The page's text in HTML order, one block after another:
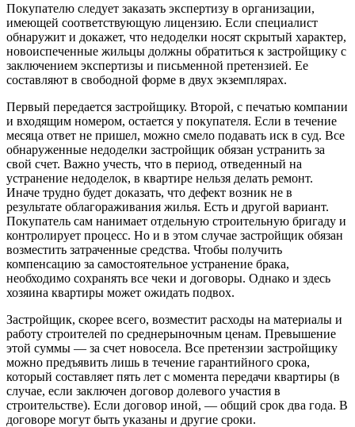
Покупателю следует заказать экспертизу в организации,
имеющей соответствующую лицензию. Если специалист
обнаружит и докажет, что недоделки носят скрытый характер,
новоиспеченные жильцы должны обратиться к застройщику с
заключением экспертизы и письменной претензией. Ее
составляют в свободной форме в двух экземплярах.
Первый передается застройщику. Второй, с печатью компании
и входящим номером, остается у покупателя. Если в течение
месяца ответ не пришел, можно смело подавать иск в суд. Все
обнаруженные недоделки застройщик обязан устранить за
свой счет. Важно учесть, что в период, отведенный на
устранение недоделок, в квартире нельзя делать ремонт.
Иначе трудно будет доказать, что дефект возник не в
результате облагораживания жилья. Есть и другой вариант.
Покупатель сам нанимает отдельную строительную бригаду и
контролирует процесс. Но и в этом случае застройщик обязан
возместить затраченные средства. Чтобы получить
компенсацию за самостоятельное устранение брака,
необходимо сохранять все чеки и договоры. Однако и здесь
хозяина квартиры может ожидать подвох.
Застройщик, скорее всего, возместит расходы на материалы и
работу строителей по среднерыночным ценам. Превышение
этой суммы — за счет новосела. Все претензии застройщику
можно предъявить лишь в течение гарантийного срока,
который составляет пять лет с момента передачи квартиры (в
случае, если заключен договор долевого участия в
строительстве). Если договор иной, — общий срок два года. В
договоре могут быть указаны и другие сроки.